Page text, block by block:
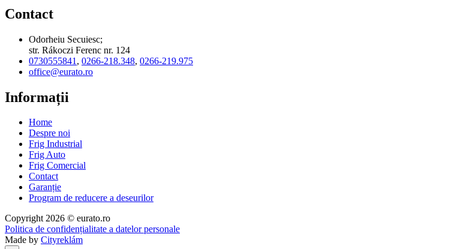
Contact
Odorheiu Secuiesc;
str. Rákoczi Ferenc nr. 124
0730555841 , 0266-218.348, 0266-219.975
office@eurato.ro
Informații
Home
Despre noi
Frig Industrial
Frig Auto
Frig Comercial
Contact
Garanție
Program de reducere a deseurilor
Copyright 2026 © eurato.ro
Politica de confidențialitate a datelor personale
Made by Cityreklám